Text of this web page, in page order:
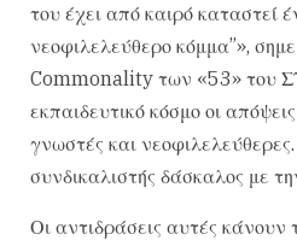
του έχει από καιρό καταστεί
νεοφιλελεύθερο κόμμα”»,
Commonality των «53» του
εκπαιδευτικό κόσμο οι
γνωστές και
συνδικαλιστής δάσκαλος με
Οι αντιδράσεις αυτές κάνουν